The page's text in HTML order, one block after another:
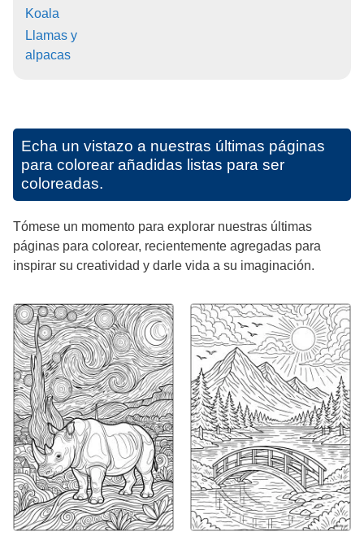
Koala
Llamas y
alpacas
Echa un vistazo a nuestras últimas páginas
para colorear añadidas listas para ser
coloreadas.
Tómese un momento para explorar nuestras últimas
páginas para colorear, recientemente agregadas para
inspirar su creatividad y darle vida a su imaginación.